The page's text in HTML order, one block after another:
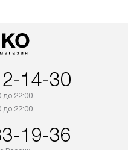
14-30
до 22:00
до 22:00
19-36